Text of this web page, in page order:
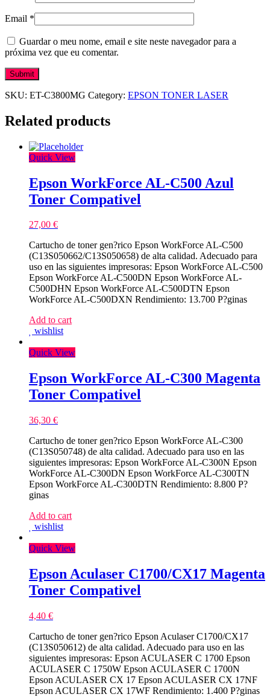
Email *
Guardar o meu nome, email e site neste navegador para a
próxima vez que eu comentar.
SKU: ET-C3800MG Category: EPSON TONER LASER
Related products
Quick View
Epson WorkForce AL-C500 Azul
Toner Compativel
27,00 €
Cartucho de toner gen?rico Epson WorkForce AL-C500
(C13S050662/C13S050658) de alta calidad. Adecuado para
uso en las siguientes impresoras: Epson WorkForce AL-C500
Epson WorkForce AL-C500DN Epson WorkForce AL-
C500DHN Epson WorkForce AL-C500DTN Epson
WorkForce AL-C500DXN Rendimiento: 13.700 P?ginas
Add to cart
wishlist
Quick View
Epson WorkForce AL-C300 Magenta
Toner Compativel
36,30 €
Cartucho de toner gen?rico Epson WorkForce AL-C300
(C13S050748) de alta calidad. Adecuado para uso en las
siguientes impresoras: Epson WorkForce AL-C300N Epson
WorkForce AL-C300DN Epson WorkForce AL-C300TN
Epson WorkForce AL-C300DTN Rendimiento: 8.800 P?
ginas
Add to cart
wishlist
Quick View
Epson Aculaser C1700/CX17 Magenta
Toner Compativel
4,40 €
Cartucho de toner gen?rico Epson Aculaser C1700/CX17
(C13S050612) de alta calidad. Adecuado para uso en las
siguientes impresoras: Epson ACULASER C 1700 Epson
ACULASER C 1750W Epson ACULASER C 1700N
Epson ACULASER CX 17 Epson ACULASER CX 17NF
Epson ACULASER CX 17WF Rendimiento: 1.400 P?ginas